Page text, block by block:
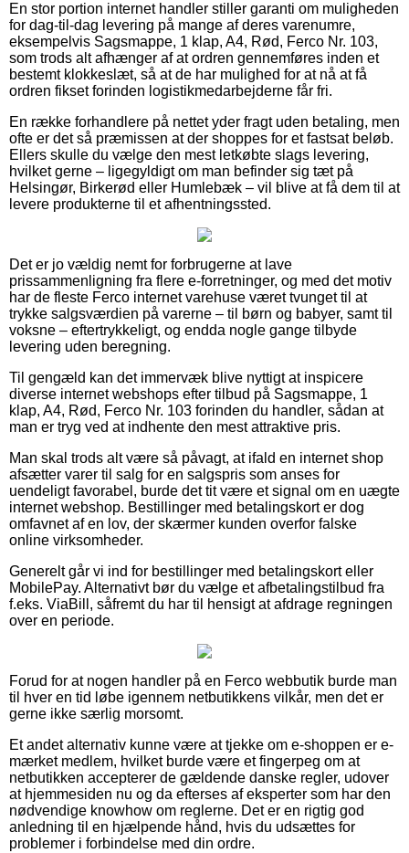
En stor portion internet handler stiller garanti om muligheden
for dag-til-dag levering på mange af deres varenumre,
eksempelvis Sagsmappe, 1 klap, A4, Rød, Ferco Nr. 103,
som trods alt afhænger af at ordren gennemføres inden et
bestemt klokkeslæt, så at de har mulighed for at nå at få
ordren fikset forinden logistikmedarbejderne får fri.
En række forhandlere på nettet yder fragt uden betaling, men
ofte er det så præmissen at der shoppes for et fastsat beløb.
Ellers skulle du vælge den mest letkøbte slags levering,
hvilket gerne – ligegyldigt om man befinder sig tæt på
Helsingør, Birkerød eller Humlebæk – vil blive at få dem til at
levere produkterne til et afhentningssted.
Det er jo vældig nemt for forbrugerne at lave
prissammenligning fra flere e-forretninger, og med det motiv
har de fleste Ferco internet varehuse været tvunget til at
trykke salgsværdien på varerne – til børn og babyer, samt til
voksne – eftertrykkeligt, og endda nogle gange tilbyde
levering uden beregning.
Til gengæld kan det immervæk blive nyttigt at inspicere
diverse internet webshops efter tilbud på Sagsmappe, 1
klap, A4, Rød, Ferco Nr. 103 forinden du handler, sådan at
man er tryg ved at indhente den mest attraktive pris.
Man skal trods alt være så påvagt, at ifald en internet shop
afsætter varer til salg for en salgspris som anses for
uendeligt favorabel, burde det tit være et signal om en uægte
internet webshop. Bestillinger med betalingskort er dog
omfavnet af en lov, der skærmer kunden overfor falske
online virksomheder.
Generelt går vi ind for bestillinger med betalingskort eller
MobilePay. Alternativt bør du vælge et afbetalingstilbud fra
f.eks. ViaBill, såfremt du har til hensigt at afdrage regningen
over en periode.
Forud for at nogen handler på en Ferco webbutik burde man
til hver en tid løbe igennem netbutikkens vilkår, men det er
gerne ikke særlig morsomt.
Et andet alternativ kunne være at tjekke om e-shoppen er e-
mærket medlem, hvilket burde være et fingerpeg om at
netbutikken accepterer de gældende danske regler, udover
at hjemmesiden nu og da efterses af eksperter som har den
nødvendige knowhow om reglerne. Det er en rigtig god
anledning til en hjælpende hånd, hvis du udsættes for
problemer i forbindelse med din ordre.